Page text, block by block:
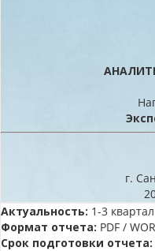
г.
Актуальность: 1-3
Формат отчета: PDF /
Срок подготовки отчета: